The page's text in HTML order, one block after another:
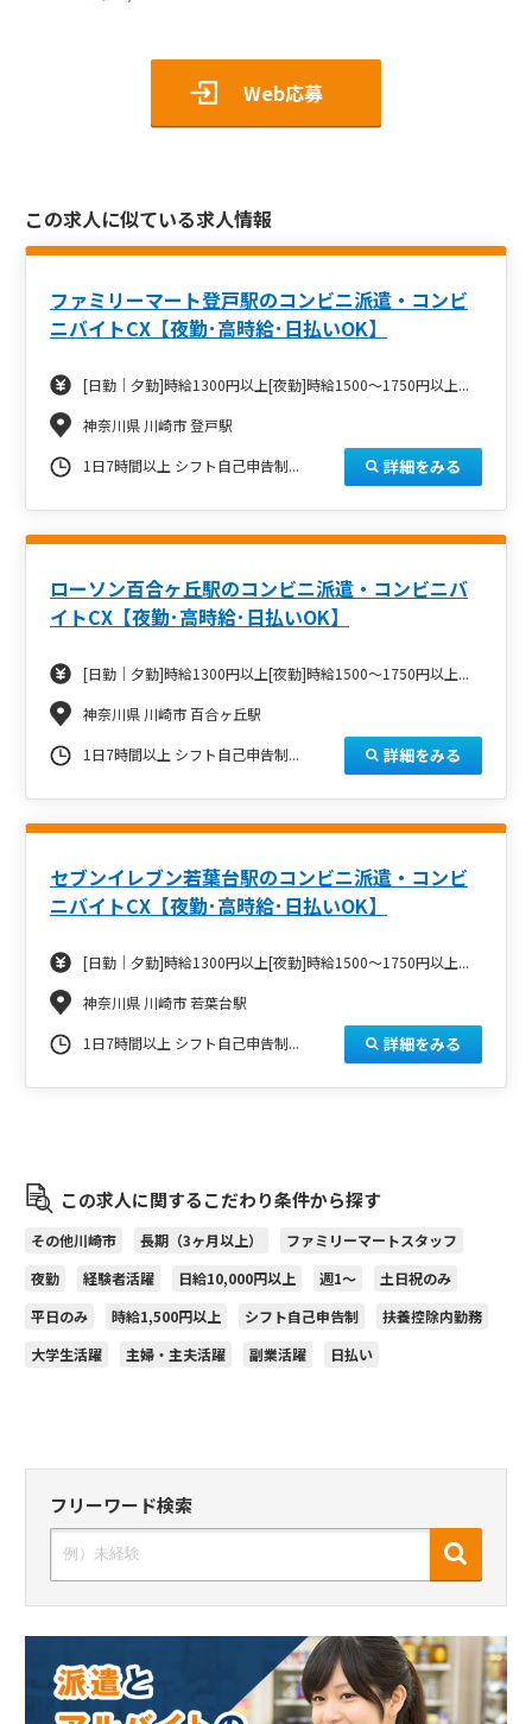
Web応募
この求人に似ている求人情報
ファミリーマート登戸駅のコンビニ派遣・コンビ
ニバイトCX【夜勤･高時給･日払いOK】
[日勤｜夕勤]時給1300円以上[夜勤]時給1500～1750円以上...
神奈川県 川崎市 登戸駅
1日7時間以上 シフト自己申告制... 詳細をみる
ローソン百合ヶ丘駅のコンビニ派遣・コンビニバ
イトCX【夜勤･高時給･日払いOK】
[日勤｜夕勤]時給1300円以上[夜勤]時給1500～1750円以上...
神奈川県 川崎市 百合ヶ丘駅
1日7時間以上 シフト自己申告制... 詳細をみる
セブンイレブン若葉台駅のコンビニ派遣・コンビ
ニバイトCX【夜勤･高時給･日払いOK】
[日勤｜夕勤]時給1300円以上[夜勤]時給1500～1750円以上...
神奈川県 川崎市 若葉台駅
1日7時間以上 シフト自己申告制... 詳細をみる
この求人に関するこだわり条件から探す
その他川崎市 長期（3ヶ月以上）
ファミリーマートスタッフ
夜勤
経験者活躍 日給10,000円以上 週1～
土日祝のみ
平日のみ
時給1,500円以上 シフト自己申告制
扶養控除内勤務
大学生活躍
主婦・主夫活躍 副業活躍 日払い
フリーワード検索